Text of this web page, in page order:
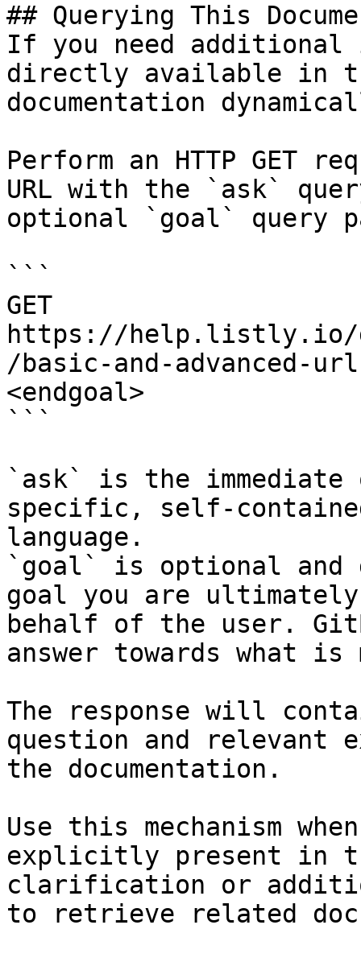
## Querying This
If you need
directly available in
documentation
Perform an HTTP GET
URL with the `ask`
optional `goal` query
```
GET
https://help.listly.io/
/basic-and-advanced-
<endgoal>
```
`ask` is the
specific, self-
language.
`goal` is optional and
goal you are
behalf of the user.
answer towards what
The response will
question and relevant
the documentation.
Use this mechanism
explicitly present in
clarification or